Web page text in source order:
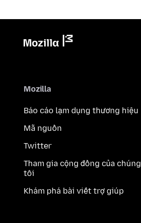
Mozilla
Báo cáo lạm dụng thương hiệu
Mã nguồn
Twitter
Tham gia cộng đồng của chúng
tôi
Khám phá bài viết trợ giúp